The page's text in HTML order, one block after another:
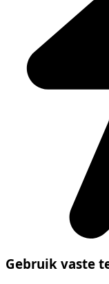
Gebruik vaste